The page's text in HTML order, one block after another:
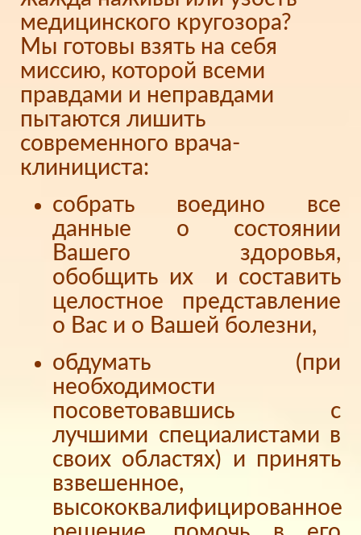
медицинского кругозора?
Мы готовы взять на себя
миссию, которой всеми
правдами и неправдами
пытаются лишить
современного врача-
клинициста:
собрать воедино все
данные о состоянии
Вашего здоровья,
обобщить их и составить
целостное представление
о Вас и о Вашей болезни,
обдумать (при
необходимости
посоветовавшись с
лучшими специалистами в
своих областях) и принять
взвешенное,
высококвалифицированное